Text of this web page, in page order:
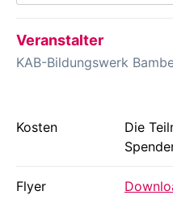
Veranstalter
KAB-Bildungswerk
Kosten
Die
Flyer